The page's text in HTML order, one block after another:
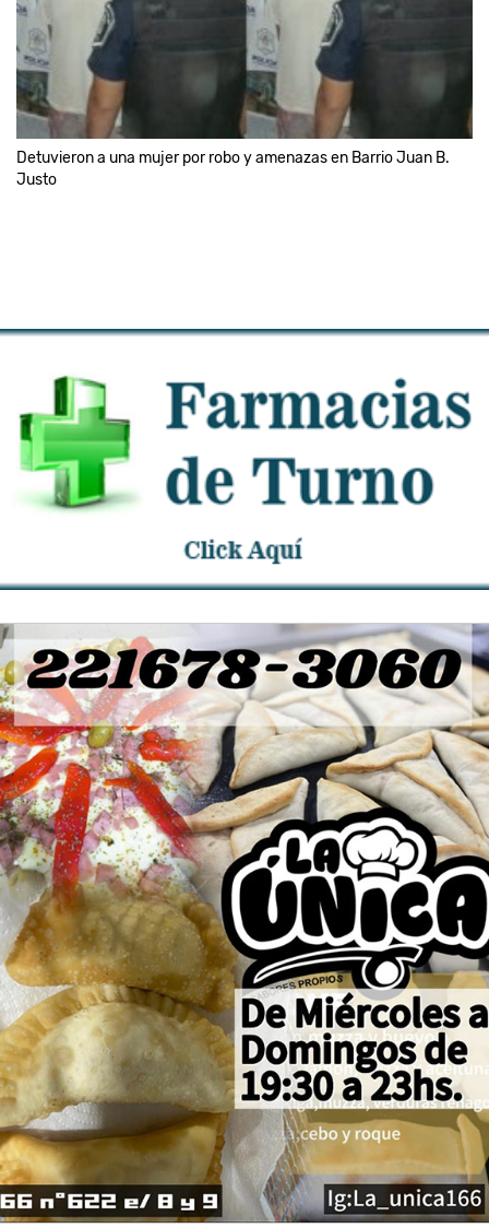
Detuvieron a una mujer por robo y amenazas en Barrio Juan B.
Justo